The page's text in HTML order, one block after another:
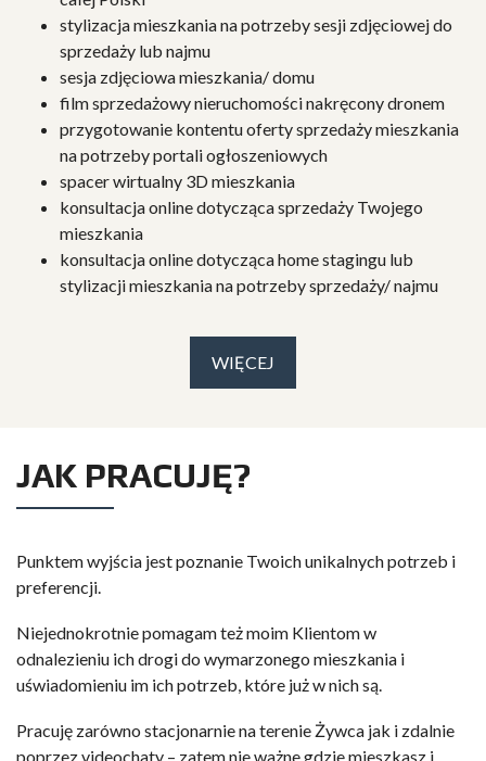
stylizacja mieszkania na potrzeby sesji zdjęciowej do
sprzedaży lub najmu
sesja zdjęciowa mieszkania/ domu
film sprzedażowy nieruchomości nakręcony dronem
przygotowanie kontentu oferty sprzedaży mieszkania
na potrzeby portali ogłoszeniowych
spacer wirtualny 3D mieszkania
konsultacja online dotycząca sprzedaży Twojego
mieszkania
konsultacja online dotycząca home stagingu lub
stylizacji mieszkania na potrzeby sprzedaży/ najmu
WIĘCEJ
JAK PRACUJĘ?
Punktem wyjścia jest poznanie Twoich unikalnych potrzeb i
preferencji.
Niejednokrotnie pomagam też moim Klientom w
odnalezieniu ich drogi do wymarzonego mieszkania i
uświadomieniu im ich potrzeb, które już w nich są.
Pracuję zarówno stacjonarnie na terenie Żywca jak i zdalnie
poprzez videochaty – zatem nie ważne gdzie mieszkasz i